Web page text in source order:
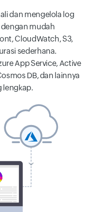
dan mengelola log
dengan mudah
CloudWatch, S3,
sederhana.
App Service, Active
DB, dan lainnya
lengkap.